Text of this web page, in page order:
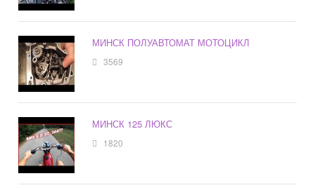
МИНСК ПОЛУАВТОМАТ МОТОЦИКЛ
3569
МИНСК 125 ЛЮКС
1820